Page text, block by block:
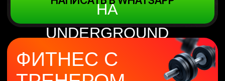
ФИТНЕСНА ЦЕЛЫЙ
ГОД
Приобрести за 14 990 тг/мес.